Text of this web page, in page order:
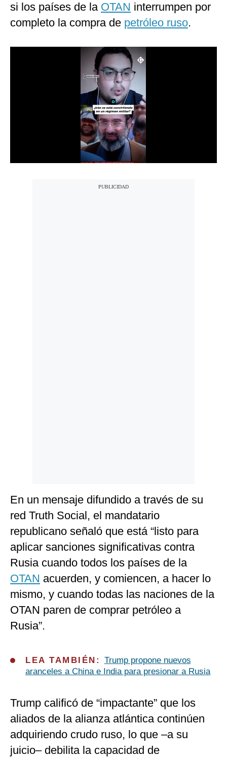
Tecnología
Club del Suscriptor
Mix
si los países de la OTAN interrumpen por
completo la compra de petróleo ruso.
En un mensaje difundido a través de su
red Truth Social, el mandatario
republicano señaló que está “listo para
aplicar sanciones significativas contra
Rusia cuando todos los países de la
OTAN acuerden, y comiencen, a hacer lo
mismo, y cuando todas las naciones de la
OTAN paren de comprar petróleo a
Rusia”.
LEA TAMBIÉN: Trump propone nuevos
aranceles a China e India para presionar a Rusia
Trump calificó de “impactante” que los
aliados de la alianza atlántica continúen
adquiriendo crudo ruso, lo que –a su
juicio– debilita la capacidad de